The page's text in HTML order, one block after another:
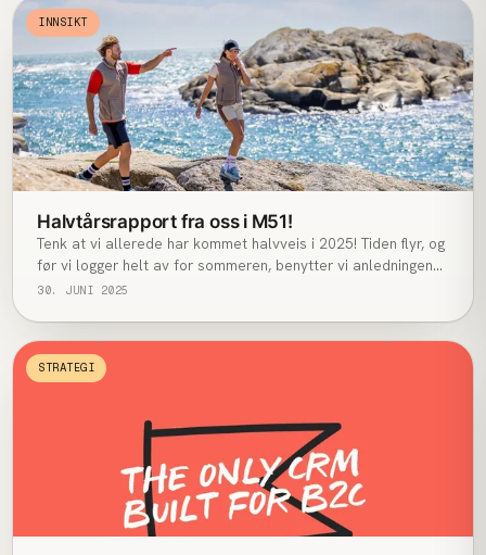
flere destinasjoner.
INNSIKT
Halvtårsrapport fra oss i M51!
Tenk at vi allerede har kommet halvveis i 2025! Tiden flyr, og
før vi logger helt av for sommeren, benytter vi anledningen
til å se tilbake på noen av prosjektene vi har vært så heldige
30. JUNI 2025
STRATEGI